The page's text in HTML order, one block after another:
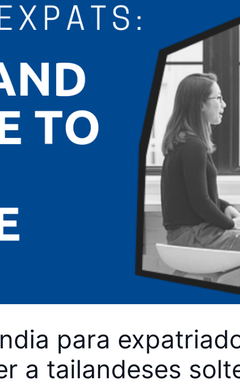
para
a tailandeses